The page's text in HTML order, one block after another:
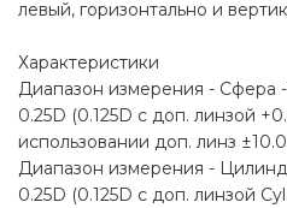
левый, горизонтально и
Характеристики
Диапазон измерения - Сфера
0.25D (0.125D с доп. линзой
использовании доп. линз
Диапазон измерения -
0.25D (0.125D с доп. линзой